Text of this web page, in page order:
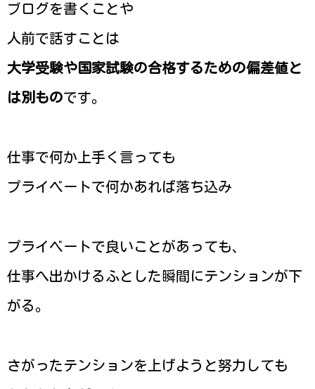
ブログを書くことや
人前で話すことは
大学受験や国家試験の合格するための偏差値と
は別ものです。
仕事で何か上手く言っても
プライベートで何かあれば落ち込み
プライベートで良いことがあっても、
仕事へ出かけるふとした瞬間にテンションが下
がる。
さがったテンションを上げようと努力しても